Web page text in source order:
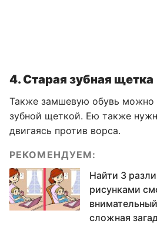
4. Старая зубная щетка
Также замшевую обувь можно
зубной щеткой. Ею также
двигаясь против ворса.
РЕКОМЕНДУЕМ:
Найти 3
рисунками
сложная